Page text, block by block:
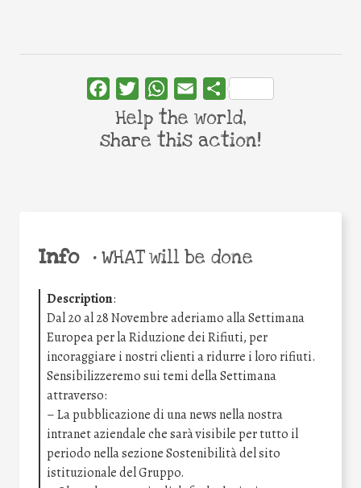
Info •WHAT will be done
Description:
Dal 20 al 28 Novembre aderiamo alla Settimana
Europea per la Riduzione dei Rifiuti, per
incoraggiare i nostri clienti a ridurre i loro rifiuti.
Sensibilizzeremo sui temi della Settimana
attraverso:
– La pubblicazione di una news nella nostra
intranet aziendale che sarà visibile per tutto il
periodo nella sezione Sostenibilità del sito
istituzionale del Gruppo.
FacebookTwitterWhatsApp
Email Share
Help the world,
share this action!